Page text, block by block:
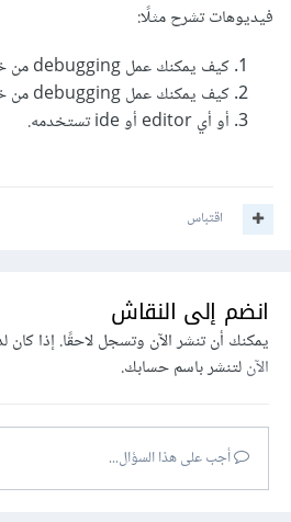
فيديوهات تشرح مثلًا:
كيف يمكنك عمل debugging من خلال
كيف يمكنك عمل debugging من خلال
أو أي editor أو ide تستخدمه.
اقتباس
انضم إلى النقاش
يمكنك أن تنشر الآن وتسجل لاحقًا. إذا
الآنلتنشر باسم حسابك.
أجب على هذا السؤال...